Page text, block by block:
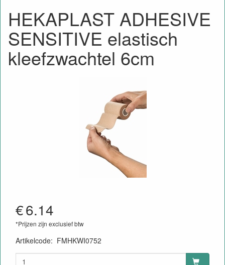
HEKAPLAST ADHESIVE
SENSITIVE elastisch
kleefzwachtel 6cm
€6.14
*Prijzen zijn exclusief btw
Artikelcode: FMHKWI0752